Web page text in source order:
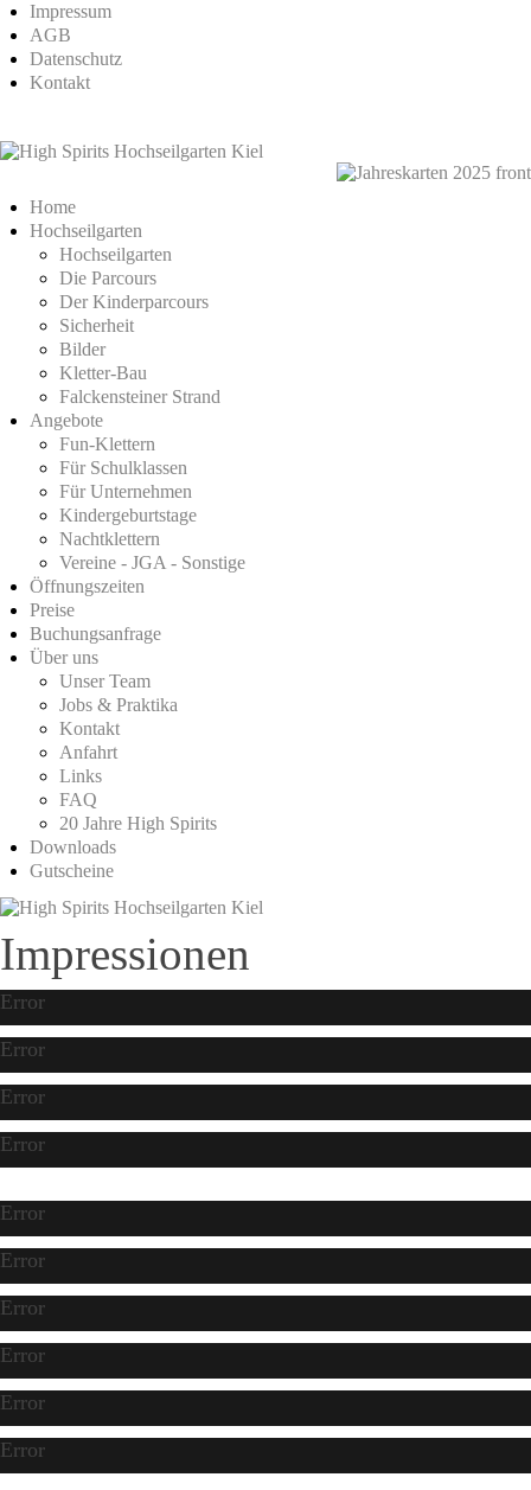
Impressum
AGB
Datenschutz
Kontakt
Home
Hochseilgarten
Hochseilgarten
Die Parcours
Der Kinderparcours
Sicherheit
Bilder
Kletter-Bau
Falckensteiner Strand
Angebote
Fun-Klettern
Für Schulklassen
Für Unternehmen
Kindergeburtstage
Nachtklettern
Vereine - JGA - Sonstige
Öffnungszeiten
Preise
Buchungsanfrage
Über uns
Unser Team
Jobs & Praktika
Kontakt
Anfahrt
Links
FAQ
20 Jahre High Spirits
Downloads
Gutscheine
Impressionen
Error
Error
Error
Error
Error
Error
Error
Error
Error
Error